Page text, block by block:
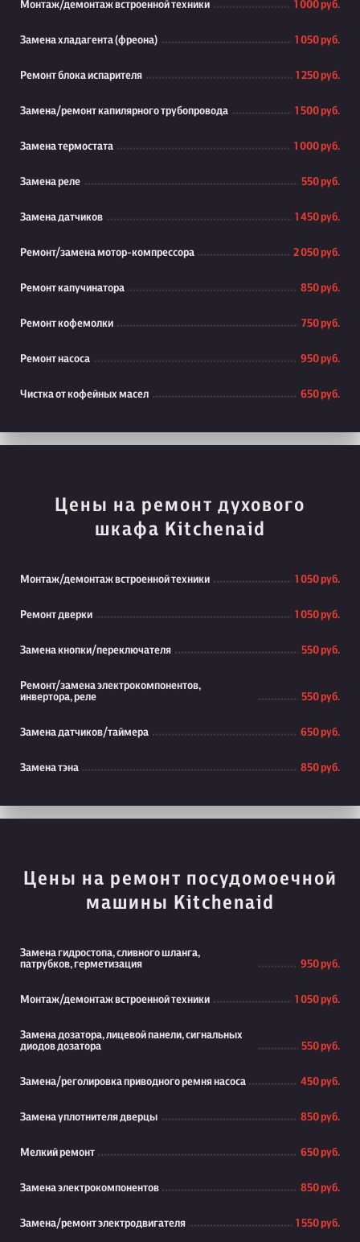
Монтаж/демонтаж встроенной техники 1 000 руб.
Замена хладагента (фреона) 1 050 руб.
Ремонт блока испарителя 1 250 руб.
Замена/ремонт капилярного трубопровода 1 500 руб.
Замена термостата 1 000 руб.
Замена реле 550 руб.
Замена датчиков 1 450 руб.
Ремонт/замена мотор-компрессора 2 050 руб.
Ремонт капучинатора 850 руб.
Ремонт кофемолки 750 руб.
Ремонт насоса 950 руб.
Чистка от кофейных масел 650 руб.
Цены на ремонт духового
шкафа Kitchenaid
Монтаж/демонтаж встроенной техники 1 050 руб.
Ремонт дверки 1 050 руб.
Замена кнопки/переключателя 550 руб.
Ремонт/замена электрокомпонентов,
инвертора, реле
550 руб.
Замена датчиков/таймера 650 руб.
Замена тэна 850 руб.
Цены на ремонт посудомоечной
машины Kitchenaid
Замена гидростопа, сливного шланга,
патрубков, герметизация
950 руб.
Монтаж/демонтаж встроенной техники 1 050 руб.
Замена дозатора, лицевой панели, сигнальных
диодов дозатора
550 руб.
Замена/реголировка приводного ремня насоса 450 руб.
Замена уплотнителя дверцы 850 руб.
Мелкий ремонт 650 руб.
Замена электрокомпонентов 850 руб.
Замена/ремонт электродвигателя 1 550 руб.